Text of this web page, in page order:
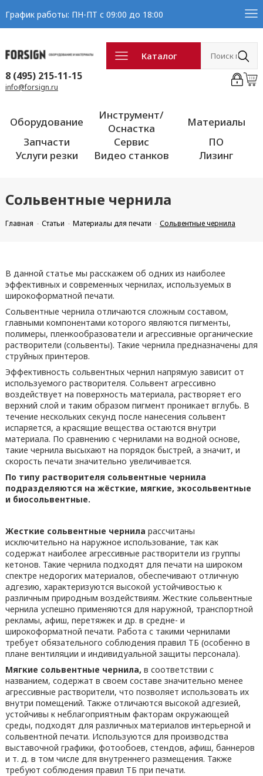
График работы: ПН-ПТ с 09:00 до 18:00
Каталог
8 (495) 215-11-15
info@forsign.ru
Оборудование
Инструмент/
Оснастка
Материалы
Запчасти
Сервис
ПО
Услуги резки
Видео станков Лизинг
Сольвентные чернила
Главная Статьи Материалы для печати Сольвентные чернила
В данной статье мы расскажем об одних из наиболее
эффективных и современных чернилах, используемых в
широкоформатной печати.
Сольвентные чернила отличаются сложным составом,
главными компонентами которого являются пигменты,
полимеры, пленкообразователи и агрессивные органические
растворители (сольвенты). Такие чернила предназначены для
струйных принтеров.
Эффективность сольвентных чернил напрямую зависит от
используемого растворителя. Сольвент агрессивно
воздействует на поверхность материала, растворяет его
верхний слой и таким образом пигмент проникает вглубь. В
течение нескольких секунд после нанесения сольвент
испаряется, а красящие вещества остаются внутри
материала. По сравнению с чернилами на водной основе,
такие чернила высыхают на порядок быстрей, а значит, и
скорость печати значительно увеличивается.
По типу растворителя сольвентные чернила
подразделяются на жёсткие, мягкие, экосольвентные
и биосольвентные.
Жесткие сольвентные чернила рассчитаны
исключительно на наружное использование, так как
содержат наиболее агрессивные растворители из группы
кетонов. Такие чернила подходят для печати на широком
спектре недорогих материалов, обеспечивают отличную
адгезию, характеризуются высокой устойчивостью к
различным природным воздействиям. Жесткие сольвентные
чернила успешно применяются для наружной, транспортной
рекламы, афиш, перетяжек и др. в средне- и
широкоформатной печати. Работа с такими чернилами
требует обязательного соблюдения правил ТБ (особенно в
плане вентиляции и индивидуальной защиты персонала).
Мягкие сольвентные чернила, в соответствии с
названием, содержат в своем составе значительно менее
агрессивные растворители, что позволяет использовать их
внутри помещений. Также отличаются высокой адгезией,
устойчивы к неблагоприятным факторам окружающей
среды, подходят для различных материалов интерьерной и
сольвентной печати. Используются для производства
выставочной графики, фотообоев, стендов, афиш, баннеров
и т. д. в том числе для внутреннего размещения. Также
требуют соблюдения правил ТБ при печати.